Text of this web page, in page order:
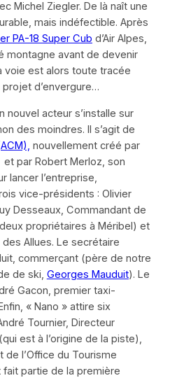
Michel Ziegler. De là naît une
mais indéfectible. Après
PA-18 Super Cub d’Air Alpes,
montagne avant de devenir
voie est alors toute tracée
d’envergure…
nouvel acteur s’installe sur
des moindres. Il s’agit de
nouvellement créé par
par Robert Merloz, son
lancer l’entreprise,
vice-présidents : Olivier
Desseaux, Commandant de
propriétaires à Méribel) et
Allues. Le secrétaire
commerçant (père de notre
de ski, Georges Mauduit). Le
Gacon, premier taxi-
« Nano »attire six
Tournier, Directeur
est à l’origine de la piste),
de l’Office du Tourisme
fait partie de la première